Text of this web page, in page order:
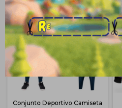
Conjunto Deportivo Camiseta